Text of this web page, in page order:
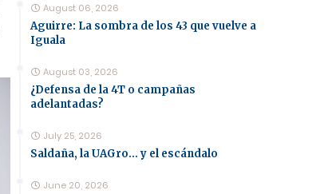
August 06, 2026
Aguirre: La sombra de los 43 que vuelve a
Iguala
August 03, 2026
¿Defensa de la 4T o campañas
adelantadas?
July 25, 2026
Saldaña, la UAGro... y el escándalo
June 20, 2026